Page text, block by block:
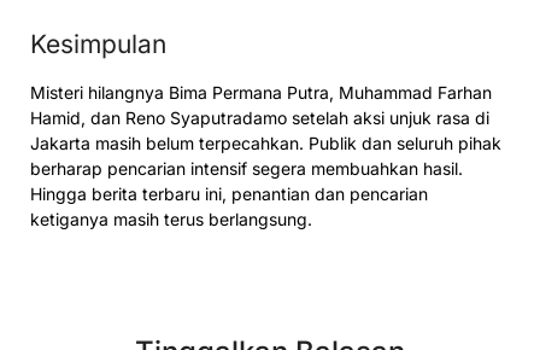
Kesimpulan
Misteri hilangnya Bima Permana Putra, Muhammad Farhan
Hamid, dan Reno Syaputradamo setelah aksi unjuk rasa di
Jakarta masih belum terpecahkan. Publik dan seluruh pihak
berharap pencarian intensif segera membuahkan hasil.
Hingga berita terbaru ini, penantian dan pencarian
ketiganya masih terus berlangsung.